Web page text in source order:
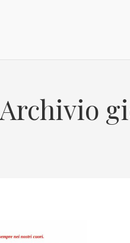
Archivio